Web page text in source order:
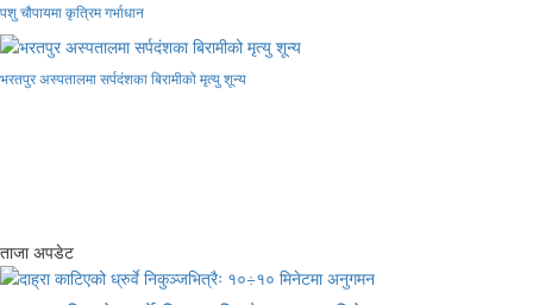
पशु चौपायमा कृत्रिम गर्भाधान
भरतपुर अस्पतालमा सर्पदंशका बिरामीको मृत्यु शून्य
ताजा अपडेट